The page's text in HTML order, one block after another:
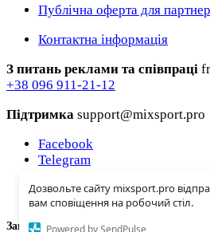
Дозвольте сайту mixsport.pro
вам сповіщення на робочий стіл.
Powered by SendPulse
Публічна оферта для
Контактна інформація
З питань реклами та співпраці
+38 096 911-21-12
Підтримка support@mixsport.pro
Facebook
Telegram
Youtube
Завантаження...